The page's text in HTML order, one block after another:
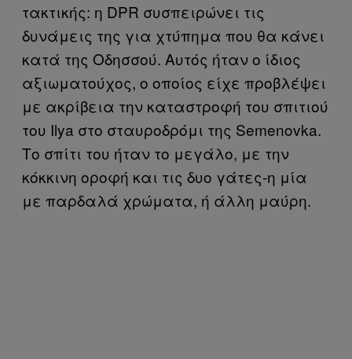
τακτικής: η DPR συσπειρώνει τις
δυνάμεις της για χτύπημα που θα κάνει
κατά της Οδησσού. Αυτός ήταν ο ίδιος
αξιωματούχος, ο οποίος είχε προβλέψει
με ακρίβεια την καταστροφή του σπιτιού
του Ilya στο σταυροδρόμι της Semenovka.
Το σπίτι του ήταν το μεγάλο, με την
κόκκινη οροφή και τις δυο γάτες-η μία
με παρδαλά χρώματα, ή άλλη μαύρη.